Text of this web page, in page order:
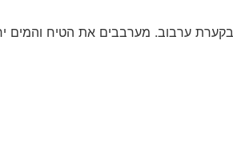
ערבוב. מערבבים את הטיח והמים